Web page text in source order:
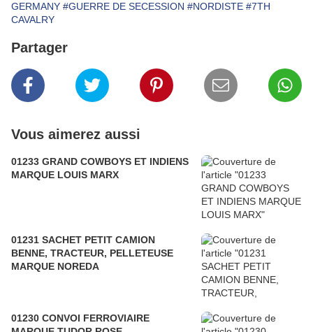
GERMANY #GUERRE DE SECESSION #NORDISTE #7TH
CAVALRY
Partager
Vous aimerez aussi
01233 GRAND COWBOYS ET INDIENS
MARQUE LOUIS MARX
01231 SACHET PETIT CAMION
BENNE, TRACTEUR, PELLETEUSE
MARQUE NOREDA
01230 CONVOI FERROVIAIRE